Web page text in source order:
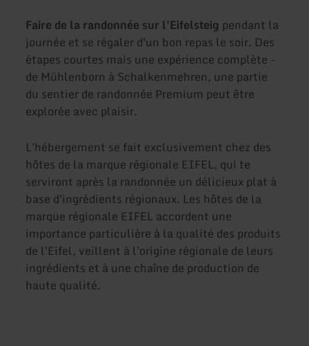
Faire de la randonnée sur l'Eifelsteig pendant la
journée et se régaler d'un bon repas le soir. Des
étapes courtes mais une expérience complète -
de Mühlenborn à Schalkenmehren, une partie
du sentier de randonnée Premium peut être
explorée avec plaisir.
L'hébergement se fait exclusivement chez des
hôtes de la marque régionale EIFEL, qui te
serviront après la randonnée un délicieux plat à
base d'ingrédients régionaux. Les hôtes de la
marque régionale EIFEL accordent une
importance particulière à la qualité des produits
de l'Eifel, veillent à l'origine régionale de leurs
ingrédients et à une chaîne de production de
haute qualité.